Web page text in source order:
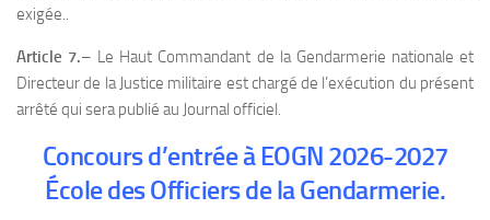
exigée..
Article 7.– Le Haut Commandant de la Gendarmerie nationale et
Directeur de la Justice militaire est chargé de l’exécution du présent
arrêté qui sera publié au Journal officiel.
Concours d’entrée à EOGN 2026-2027
École des Officiers de la Gendarmerie.